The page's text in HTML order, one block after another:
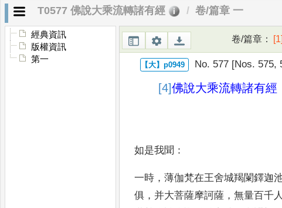
T0577 佛說大乘流轉諸有經 卷/篇章 一
經典資訊
版權資訊
第一
卷/篇章 ： [1]
No. 577 [Nos. 575,
[4]佛說大乘流轉諸有經
如是我聞 ：
一時 ， 薄伽梵在王舍城羯闌鐸迦
俱 ， 并大菩薩摩訶薩 ， 無量百千